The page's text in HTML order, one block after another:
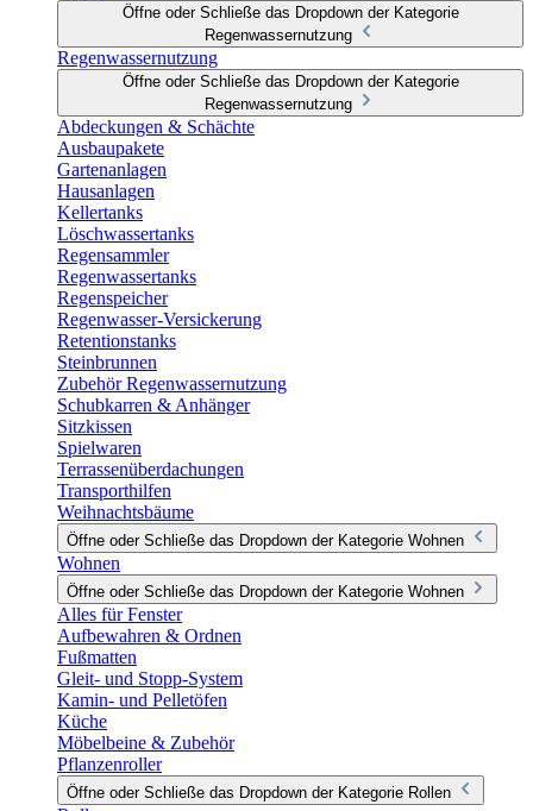
Öffne oder Schließe das Dropdown der Kategorie
Regenwassernutzung
Regenwassernutzung
Öffne oder Schließe das Dropdown der Kategorie
Regenwassernutzung
Abdeckungen & Schächte
Ausbaupakete
Gartenanlagen
Hausanlagen
Kellertanks
Löschwassertanks
Regensammler
Regenwassertanks
Regenspeicher
Regenwasser-Versickerung
Retentionstanks
Steinbrunnen
Zubehör Regenwassernutzung
Schubkarren & Anhänger
Sitzkissen
Spielwaren
Terrassenüberdachungen
Transporthilfen
Weihnachtsbäume
Öffne oder Schließe das Dropdown der Kategorie Wohnen
Wohnen
Öffne oder Schließe das Dropdown der Kategorie Wohnen
Alles für Fenster
Aufbewahren & Ordnen
Fußmatten
Gleit- und Stopp-System
Kamin- und Pelletöfen
Küche
Möbelbeine & Zubehör
Pflanzenroller
Öffne oder Schließe das Dropdown der Kategorie Rollen